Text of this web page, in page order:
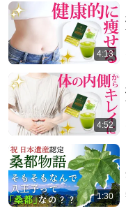
4:13
4:52
1:30